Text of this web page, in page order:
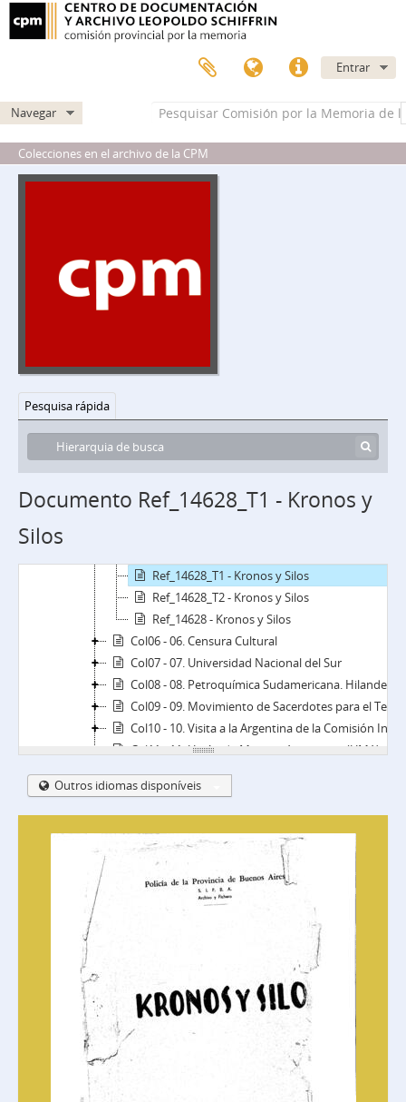
Entrar
Navegar
Colecciones en el archivo de la CPM
Pesquisa rápida
Documento Ref_14628_T1 - Kronos y
Silos
EIA - Área de Educación, Investigación y Archivo
COL - Colecciones temáticas
Col01 - 01. Anarquistas
Col03 - 03. CGT La Plata; Beriso, Ensenada
Col04 - 04. CGT de los Argentinos
Ref_14628_T1 - Kronos y Silos
Ref_14628_T2 - Kronos y Silos
Ref_14628 - Kronos y Silos
Col06 - 06. Censura Cultural
Col07 - 07. Universidad Nacional del Sur
Col08 - 08. Petroquímica Sudamericana. Hilandería Olmos. MAFISA
Col09 - 09. Movimiento de Sacerdotes para el Tercer Mundo
Col10 - 10. Visita a la Argentina de la Comisión Interamericana de Derechos Humanos (CIDH)
Col11 - 11. Unión de Mujeres Argentinas (UMA)
Col12 - 12. Trabajadores del mar. Movimiento obrero en Mar del Plata
Col13 - 13. La resistencia peronista y el Plan CONINTES
Col14 - 14. Organizaciones Armadas
Col15 - 15. Astillero Río Santiago (ARS) y ATE Ensenada
Col16 - 16. Malvinas
Col17 - 17. El Golpe de Estado en Chile y su impacto en la región
MML - Municipios
MAD - Colección Madres de Plaza de Mayo
Outros idiomas disponíveis